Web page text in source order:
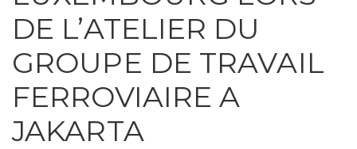
DE L’ATELIER DU
GROUPE DE TRAVAIL
FERROVIAIRE A
JAKARTA